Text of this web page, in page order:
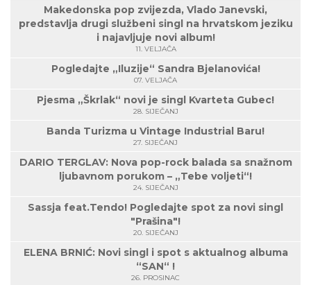
Makedonska pop zvijezda, Vlado Janevski,
predstavlja drugi službeni singl na hrvatskom jeziku
i najavljuje novi album!
11. VELJAČA
Pogledajte „Iluzije“ Sandra Bjelanovića!
07. VELJAČA
Pjesma „Škrlak“ novi je singl Kvarteta Gubec!
28. SIJEČANJ
Banda Turizma u Vintage Industrial Baru!
27. SIJEČANJ
DARIO TERGLAV: Nova pop-rock balada sa snažnom
ljubavnom porukom – „Tebe voljeti“!
24. SIJEČANJ
Sassja feat.Tendo! Pogledajte spot za novi singl
"Prašina"!
20. SIJEČANJ
ELENA BRNIĆ: Novi singl i spot s aktualnog albuma
“SAN“ !
26. PROSINAC